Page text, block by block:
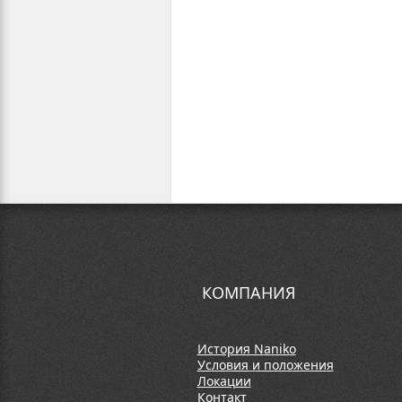
КОМПАНИЯ
История Naniko
Условия и положения
Локации
Контакт